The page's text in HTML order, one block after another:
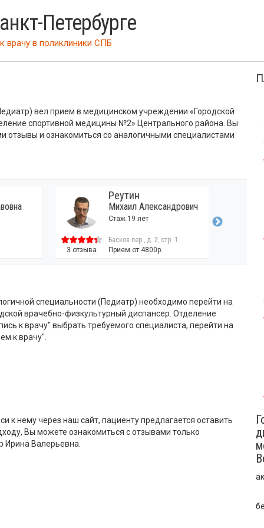
Петербурге
врачу в поликлиники СПБ
вел прием в медицинском учреждении «Городской
спортивной медицины №2» Центрального района. Вы
отзывы и ознакомиться со аналогичными специалистами
Реутин
Михаил Александрович
Стаж 19 лет
Басков пер., д. 2, стр. 1
Прием от 4800р.
специальности (Педиатр) необходимо перейти на
врачебно-физкультурный диспансер. Отделение
к врачу" выбрать требуемого специалиста, перейти на
к врачу".
к нему через наш сайт, пациенту предлагается оставить
Вы можете ознакомиться с отзывами только
Ирина Валерьевна.